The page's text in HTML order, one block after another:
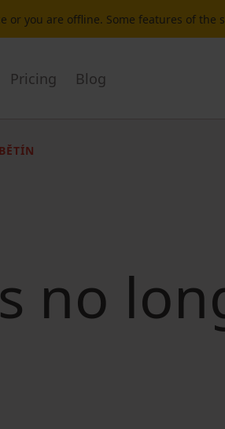
you are offline. Some features of the
Pricing Blog
no